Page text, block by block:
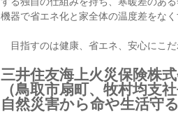
機器で省エネ化と家全体の温度差をな
目指すのは健康、省エネ、安心にこだ
三井住友海上火災保険株
（鳥取市扇町、牧村均支社
自然災害から命や生活守る